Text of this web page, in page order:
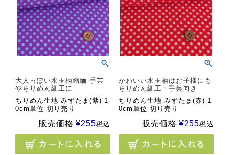
大人っぽい水玉柄縮緬 手芸
やちりめん細工に
ちりめん生地 みずたま(紫) 1
0cm単位 切り売り
販売価格 ¥255税込
かわいい水玉柄はお子様にも
ちりめん細工・手芸向き
ちりめん生地 みずたま(赤) 1
0cm単位 切り売り
販売価格 ¥255税込